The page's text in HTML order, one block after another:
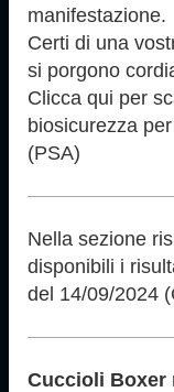
manifestazione.
Certi di una
si porgono
Clicca qui per
biosicurezza
(PSA)
Nella sezione
disponibili i
del 14/09/2024
Cuccioli Boxer